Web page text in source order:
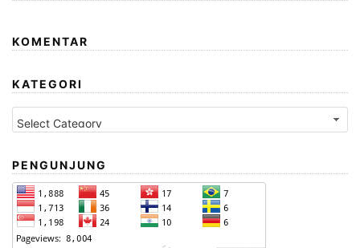
KOMENTAR
KATEGORI
Kategori
PENGUNJUNG